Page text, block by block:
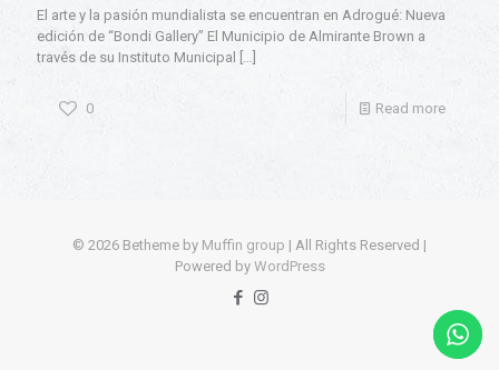
El arte y la pasión mundialista se encuentran en Adrogué: Nueva
edición de “Bondi Gallery” El Municipio de Almirante Brown a
través de su Instituto Municipal
[…]
0 Read more
© 2026 Betheme by Muffin group | All Rights Reserved |
Powered by WordPress